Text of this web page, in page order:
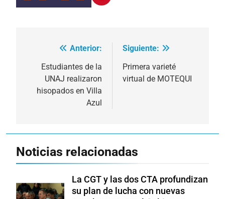
Navegación
entradas
Anterior:
Estudiantes de la
UNAJ realizaron
hisopados en Villa
Azul
Siguiente:
Primera varieté
virtual de MOTEQUI
Noticias relacionadas
La CGT y las dos CTA profundizan
su plan de lucha con nuevas